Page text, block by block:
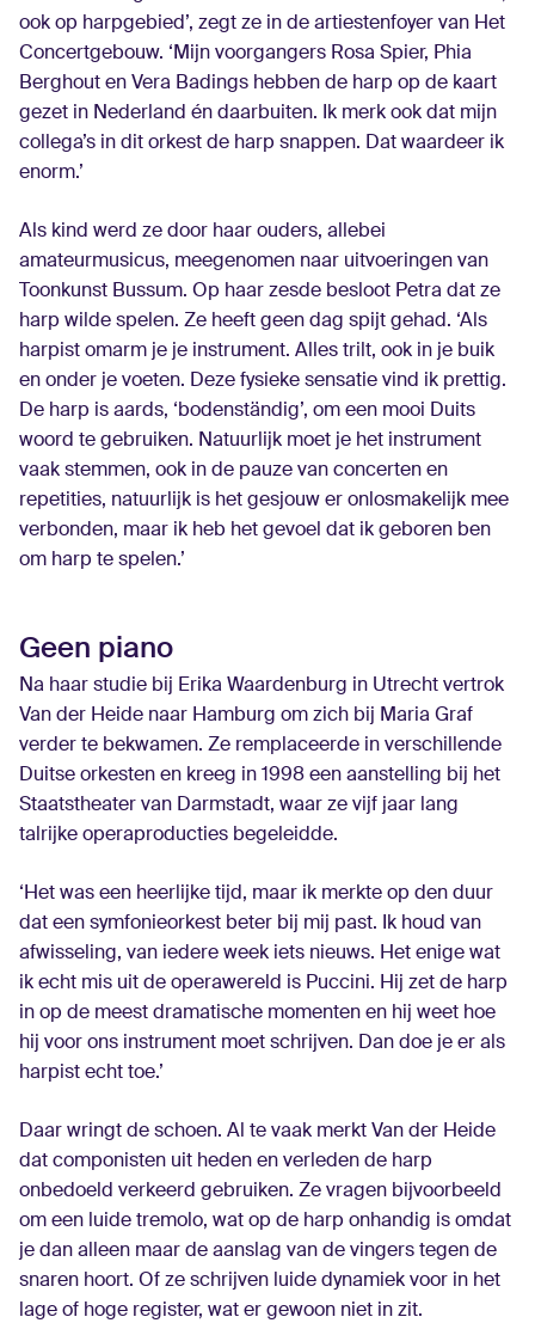
ook op harpgebied’, zegt ze in de artiestenfoyer van Het
Concertgebouw. ‘Mijn voorgangers Rosa Spier, Phia
Berghout en Vera Badings hebben de harp op de kaart
gezet in Nederland én daarbuiten. Ik merk ook dat mijn
collega’s in dit orkest de harp snappen. Dat waardeer ik
enorm.’
Als kind werd ze door haar ouders, ­allebei
amateurmusicus, ­meegenomen naar uitvoeringen van
Toonkunst Bussum. Op haar zesde besloot Petra dat ze
harp wilde spelen. Ze heeft geen dag spijt gehad. ‘Als
harpist omarm je je instrument. Alles trilt, ook in je buik
en onder je voeten. Deze fysieke sensatie vind ik prettig.
De harp is aards, ‘bodenständig’, om een mooi Duits
woord te gebruiken. Natuurlijk moet je het instrument
vaak stemmen, ook in de pauze van concerten en
repetities, natuurlijk is het gesjouw er onlosmakelijk mee
verbonden, maar ik heb het gevoel dat ik geboren ben
om harp te spelen.’
Geen piano
Na haar studie bij Erika Waardenburg in Utrecht vertrok
Van der Heide naar Hamburg om zich bij Maria Graf
verder te bekwamen. Ze remplaceerde in verschillende
Duitse orkesten en kreeg in 1998 een aanstelling bij het
Staatstheater van Darmstadt, waar ze vijf jaar lang
talrijke operaproducties begeleidde.
‘Het was een heerlijke tijd, maar ik merkte op den duur
dat een symfonieorkest beter bij mij past. Ik houd van
afwisseling, van iedere week iets nieuws. Het enige wat
ik echt mis uit de operawereld is Puccini. Hij zet de harp
in op de meest dramatische momenten en hij weet hoe
hij voor ons instrument moet schrijven. Dan doe je er als
harpist echt toe.’
Daar wringt de schoen. Al te vaak merkt Van der Heide
dat componisten uit heden en verleden de harp
onbedoeld verkeerd gebruiken. Ze vragen bijvoorbeeld
om een luide tremolo, wat op de harp onhandig is omdat
je dan alleen maar de aanslag van de vingers tegen de
snaren hoort. Of ze schrijven luide dynamiek voor in het
lage of hoge register, wat er gewoon niet in zit.